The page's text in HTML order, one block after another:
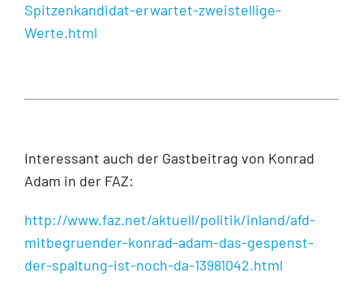
Spitzenkandidat-erwartet-zweistellige-
Werte.html
Interessant auch der Gastbeitrag von Konrad
Adam in der FAZ:
http://www.faz.net/aktuell/politik/inland/afd-
mitbegruender-konrad-adam-das-gespenst-
der-spaltung-ist-noch-da-13981042.html